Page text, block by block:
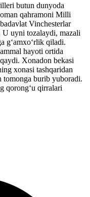
butun dunyoda
qahramoni Milli
Vinchesterlar
U uyni tozalaydi, mazali
g‘amxo‘rlik qiladi.
hayoti ortida
Xonadon bekasi
xonasi tashqaridan
burib yuboradi.
qorong‘u qirralari